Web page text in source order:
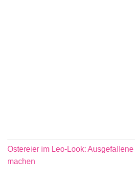
Ostereier im Leo-Look:
machen